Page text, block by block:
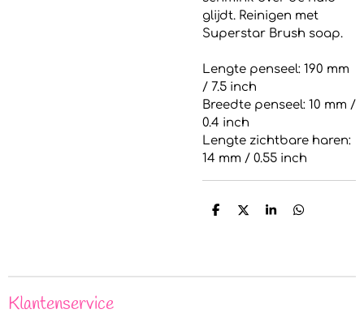
glijdt. Reinigen met
Superstar Brush soap.
Lengte penseel: 190 mm
/ 7.5 inch
Breedte penseel: 10 mm /
0.4 inch
Lengte zichtbare haren:
14 mm / 0.55 inch
D
D
S
D
Klantenservice